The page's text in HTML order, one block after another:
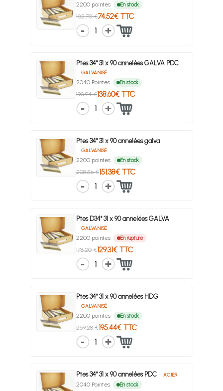
2200 pointes En stock
102.70 €74.52€ TTC
1
Ptes 34° 31 x 90 annelées GALVA PDC
GALVANISÉ
2040 Pointes En stock
190.94 €138.60€ TTC
1
Ptes 34° 31 x 90 annelées galva
GALVANISÉ
2200 pointes En stock
208.56 €151.38€ TTC
1
Ptes D34° 31 x 90 annelées GALVA
GALVANISÉ
2200 pointes En rupture
178.20 €129.31€ TTC
1
Ptes 34° 31 x 90 annelées HDG
GALVANISÉ
2200 pointes En stock
269.28 €195.44€ TTC
1
Ptes 34° 31 x 90 annelées PDC ACIER
2040 Pointes En stock